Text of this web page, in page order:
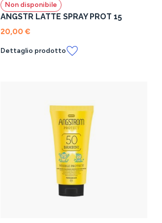
Non disponibile
ANGSTR LATTE SPRAY PROT 15
20,00 €
Dettaglio prodotto